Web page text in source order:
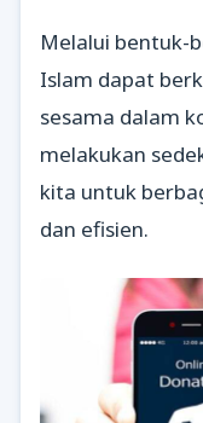
Melalui bentuk-
Islam dapat
sesama dalam
melakukan
kita untuk
dan efisien.